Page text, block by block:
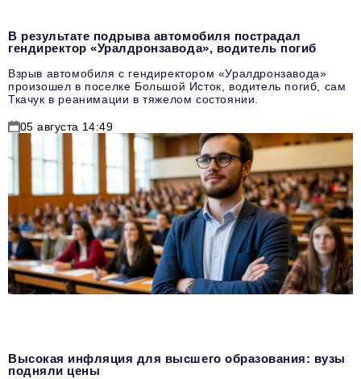
В результате подрыва автомобиля пострадал
гендиректор «Уралдронзавода», водитель погиб
Взрыв автомобиля с гендиректором «Уралдронзавода»
произошел в поселке Большой Исток, водитель погиб, сам
Ткачук в реанимации в тяжелом состоянии.
05 августа 14:49
Высокая инфляция для высшего образования: вузы
подняли цены